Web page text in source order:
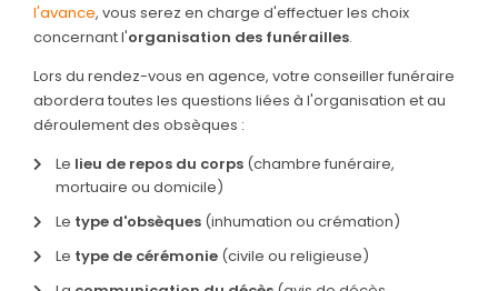
l'avance, vous serez en charge d'effectuer les choix
concernant l'organisation des funérailles.
Lors du rendez-vous en agence, votre conseiller funéraire
abordera toutes les questions liées à l'organisation et au
déroulement des obsèques :
Le lieu de repos du corps (chambre funéraire,
mortuaire ou domicile)
Le type d'obsèques (inhumation ou crémation)
Le type de cérémonie (civile ou religieuse)